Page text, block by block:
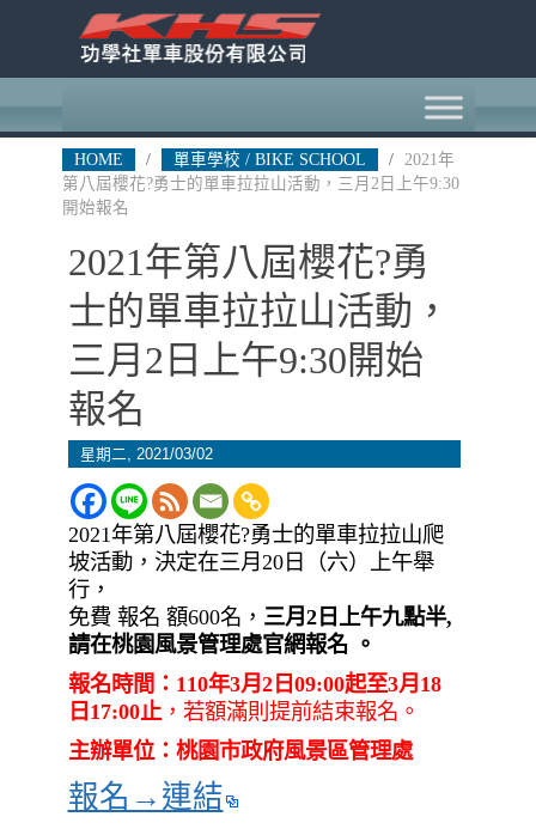
HOME / 單車學校 / BIKE SCHOOL /
2021年
第八屆櫻花?勇士的單車拉拉山活動，三月2日上午9:30
開始報名
2021年第八屆櫻花?勇
士的單車拉拉山活動，
三月2日上午9:30開始
報名
星期二, 2021/03/02
2021年第八屆櫻花?勇士的單車拉拉山爬
坡活動，決定在三月20日（六）上午舉
行，
免費 報名 額600名， 三月2日上午九點半,
請在桃園風景管理處官網報名 。
報名時間：110年3月2日09:00起至3月18
日17:00止，若額滿則提前結束報名。
主辦單位：桃園市政府風景區管理處
報名→連結